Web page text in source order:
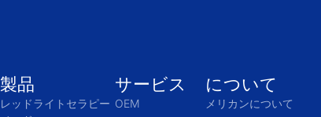
製品
レッドライトセラピー
サービス
OEM
について
メリカンについて